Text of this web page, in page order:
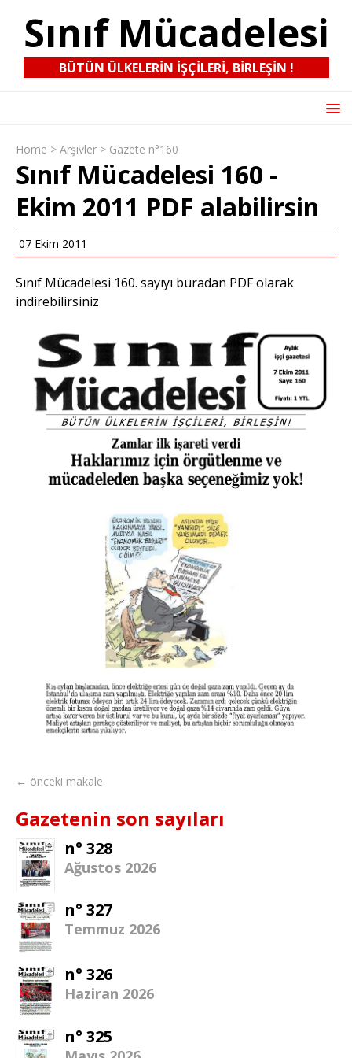
Sınıf Mücadelesi
BÜTÜN ÜLKELERIN IŞÇILERI, BIRLEŞIN !
Home > Arşivler > Gazete n°160
Sınıf Mücadelesi 160 -
Ekim 2011 PDF alabilirsin
07 Ekim 2011
Sınıf Mücadelesi 160. sayıyı buradan PDFolarak
indirebilirsiniz
← önceki makale
Gazetenin son sayıları
n° 328
Ağustos 2026
n° 327
Temmuz 2026
n° 326
Haziran 2026
n° 325